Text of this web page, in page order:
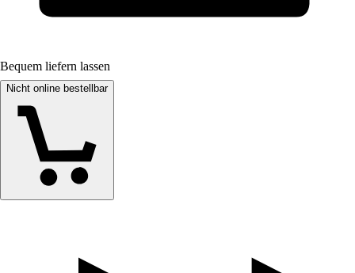
Bequem liefern lassen
Nicht online bestellbar